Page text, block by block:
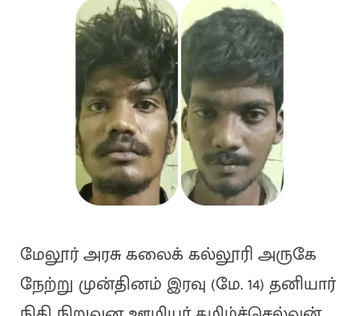
மேலூர் அரசு கலைக் கல்லூரி அருகே
நேற்று முன்தினம் இரவு (மே. 14) தனியார்